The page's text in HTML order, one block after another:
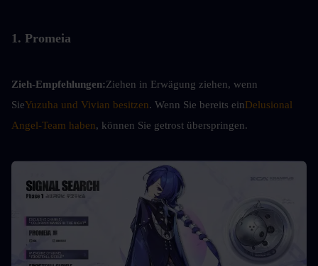
1. Promeia
Zieh-Empfehlungen:Ziehen in Erwägung ziehen, wenn
SieYuzuha und Vivian besitzen. Wenn Sie bereits einDelusional
Angel-Team haben, können Sie getrost überspringen.